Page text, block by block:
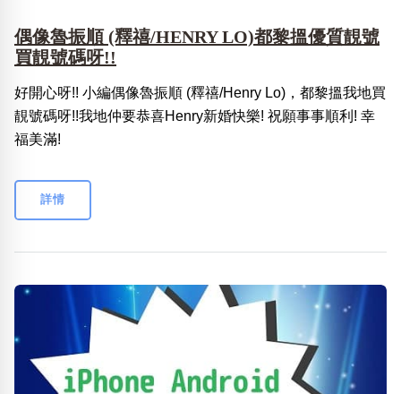
偶像魯振順 (釋禧/HENRY LO)都黎搵優質靚號
買靚號碼呀!!
好開心呀!! 小編偶像魯振順 (釋禧/Henry Lo)，都黎搵我地買
靚號碼呀!!我地仲要恭喜Henry新婚快樂! 祝願事事順利! 幸
福美滿!
詳情